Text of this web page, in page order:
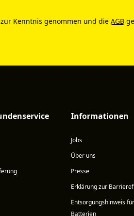
zur Kenntnis genommen und die AGB
Informationen
Jobs
Über uns
Presse
Erklärung zur
Entsorgungshinweis für
Batterien